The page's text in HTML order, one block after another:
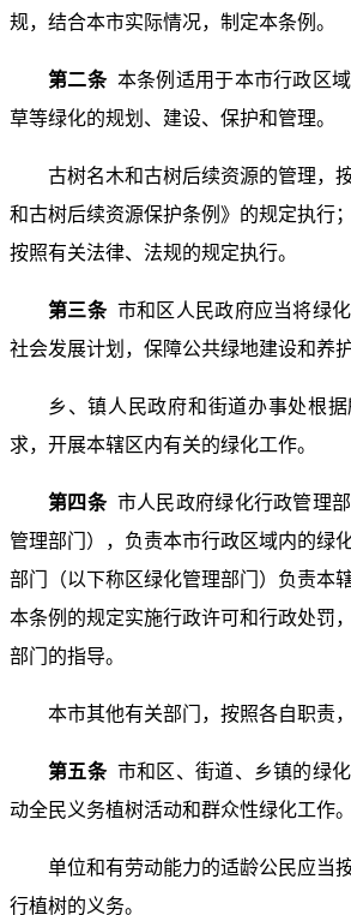
规，结合本市实际情况，制定本条例。
第二条 本条例适用于本市行政区
草等绿化的规划、建设、保护和管理。
古树名木和古树后续资源的管理，
和古树后续资源保护条例》的规定执行
按照有关法律、法规的规定执行。
第三条 市和区人民政府应当将绿
社会发展计划，保障公共绿地建设和养
乡、镇人民政府和街道办事处根
求，开展本辖区内有关的绿化工作。
第四条 市人民政府绿化行政管理
管理部门），负责本市行政区域内的绿
部门（以下称区绿化管理部门）负责本
本条例的规定实施行政许可和行政处罚
部门的指导。
本市其他有关部门，按照各自职责
第五条 市和区、街道、乡镇的绿
动全民义务植树活动和群众性绿化工作。
单位和有劳动能力的适龄公民应当
行植树的义务。